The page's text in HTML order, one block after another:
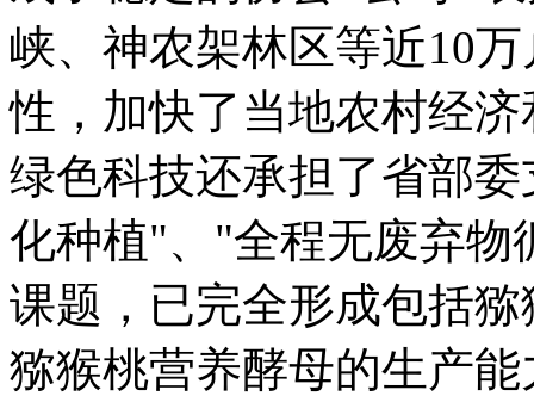
峡、神农架林区等近10
性，加快了当地农村经
绿色科技还承担了省部
化种植"、"全程无废弃物
课题，已完全形成包括
猕猴桃营养酵母的生产